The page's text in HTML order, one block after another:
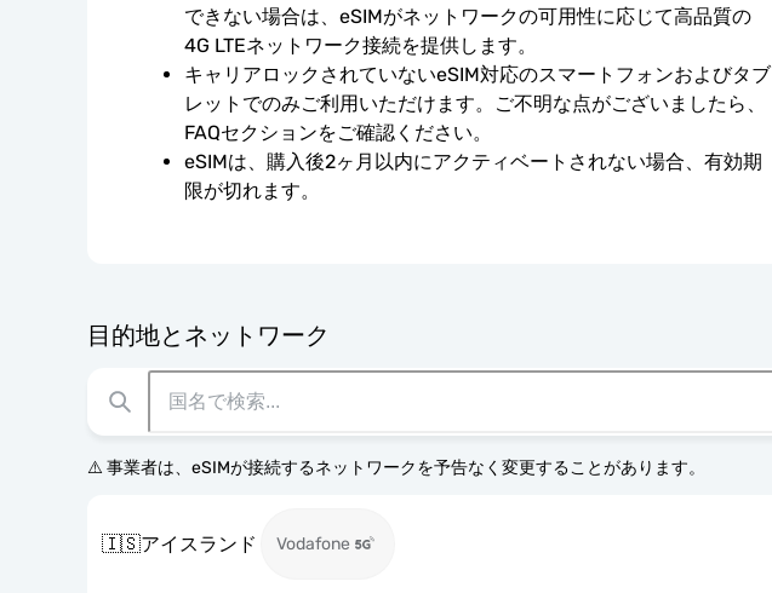
できない場合は、eSIMがネットワークの可用性に応じて高品質の
4G LTEネットワーク接続を提供します。
キャリアロックされていないeSIM対応のスマートフォンおよびタブ
レットでのみご利用いただけます。ご不明な点がございましたら、
FAQセクションをご確認ください。
eSIMは、購入後2ヶ月以内にアクティベートされない場合、有効期
限が切れます。
目的地とネットワーク
⚠️ 事業者は、eSIMが接続するネットワークを予告なく変更することがあります。
🇮🇸アイスランド Vodafone